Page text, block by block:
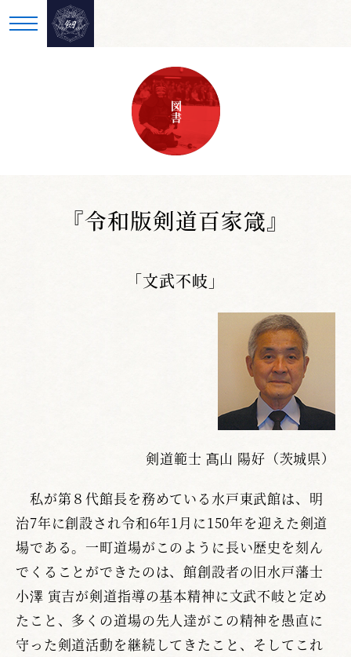
図書
『令和版剣道百家箴』
「文武不岐」
剣道範士 髙山 陽好（茨城県）
私が第８代館長を務めている水戸東武館は、明
治7年に創設され令和6年1月に150年を迎えた剣道
場である。一町道場がこのように長い歴史を刻ん
でくることができたのは、館創設者の旧水戸藩士
小澤 寅吉が剣道指導の基本精神に文武不岐と定め
たこと、多くの道場の先人達がこの精神を愚直に
守った剣道活動を継続してきたこと、そしてこれ